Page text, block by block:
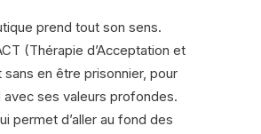
prend tout son sens.
(Thérapie d’Acceptation et
sans en être prisonnier, pour
ses valeurs profondes.
permet d’aller au fond des